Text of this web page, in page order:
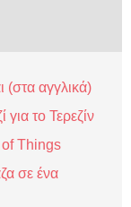
(στα αγγλικά)
το Τερεζίν
Things
σε ένα